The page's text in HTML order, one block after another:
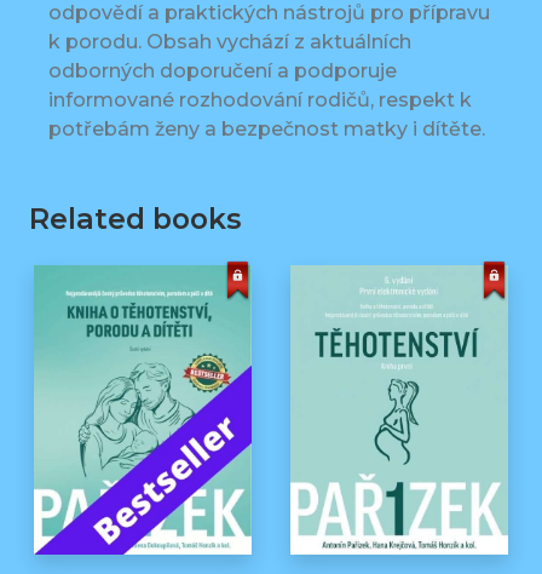
odpovědí a praktických nástrojů pro přípravu
k porodu. Obsah vychází z aktuálních
odborných doporučení a podporuje
informované rozhodování rodičů, respekt k
potřebám ženy a bezpečnost matky i dítěte.
Related books